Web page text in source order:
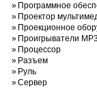
» Программное
» Проектор
» Проекционное
» Проигрыватели
» Процессор
» Разъем
» Руль
»Сервер